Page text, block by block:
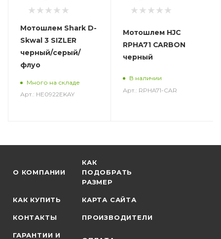
Мотошлем Shark D-
Skwal 3 SIZLER
черный/серый/
флуо
Много на складе
Арт.: HE0922EKAY
Мотошлем HJC
RPHA71 CARBON
черный
В наличии
Арт.: RPHA71-CAR
О КОМПАНИИ
КАК
ПОДОБРАТЬ
РАЗМЕР
КАК КУПИТЬ КАРТА САЙТА
КОНТАКТЫ ПРОИЗВОДИТЕЛИ
ГАРАНТИИ И